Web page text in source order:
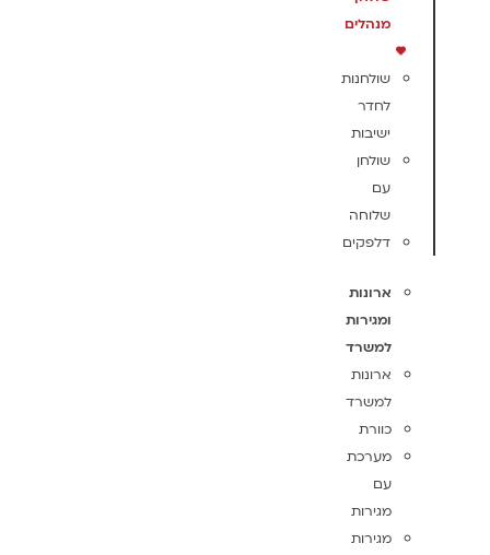
מנהלים
שולחנות
לחדר
ישיבות
שולחן
עם
שלוחה
דלפקים
ארונות
ומגירות
למשרד
ארונות
למשרד
כוורת
מערכת
עם
מגירות
מגירות